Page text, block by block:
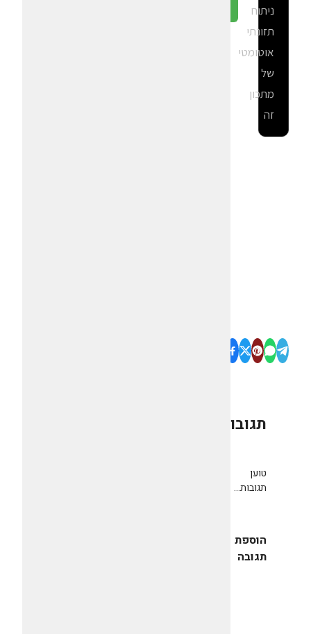
ניתוח
תזונתי
אוטומטי
של
מתכון
זה
תגובות
טוען
תגובות...
הוספת
תגובה